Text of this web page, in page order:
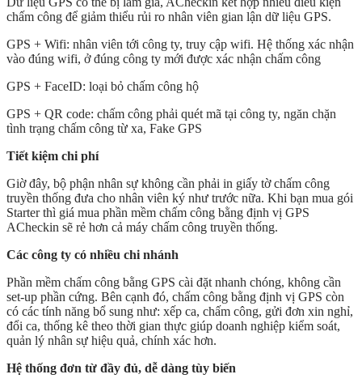
chấm công để giảm thiểu rủi ro nhân viên gian lận dữ liệu GPS.
GPS + Wifi: nhân viên tới công ty, truy cập wifi. Hệ thống xác nhận
vào đúng wifi, ở đúng công ty mới được xác nhận chấm công
GPS + FaceID: loại bỏ chấm công hộ
GPS + QR code: chấm công phải quét mã tại công ty, ngăn chặn
tình trạng chấm công từ xa, Fake GPS
Tiết kiệm chi phí
Giờ đây, bộ phận nhân sự không cần phải in giấy tờ chấm công
truyền thống đưa cho nhân viên ký như trước nữa. Khi bạn mua gói
Starter thì giá mua phần mềm chấm công bằng định vị GPS
ACheckin sẽ rẻ hơn cả máy chấm công truyền thống.
Các công ty có nhiều chi nhánh
Phần mềm chấm công bằng GPS cài đặt nhanh chóng, không cần
set-up phần cứng. Bên cạnh đó, chấm công bằng định vị GPS còn
có các tính năng bổ sung như: xếp ca, chấm công, gửi đơn xin nghỉ,
đổi ca, thống kê theo thời gian thực giúp doanh nghiệp kiểm soát,
quản lý nhân sự hiệu quả, chính xác hơn.
Hệ thống đơn từ đầy đủ, dễ dàng tùy biến